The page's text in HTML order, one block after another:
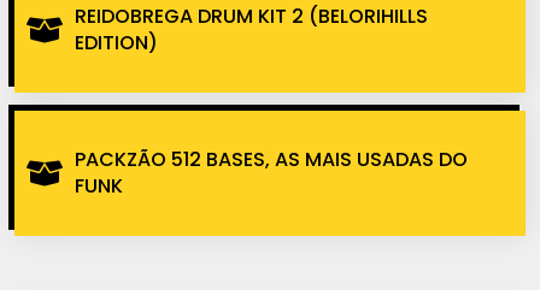
REIDOBREGA DRUM KIT 2 (BELORIHILLS
EDITION)
PACKZÃO 512 BASES, AS MAIS USADAS DO
FUNK